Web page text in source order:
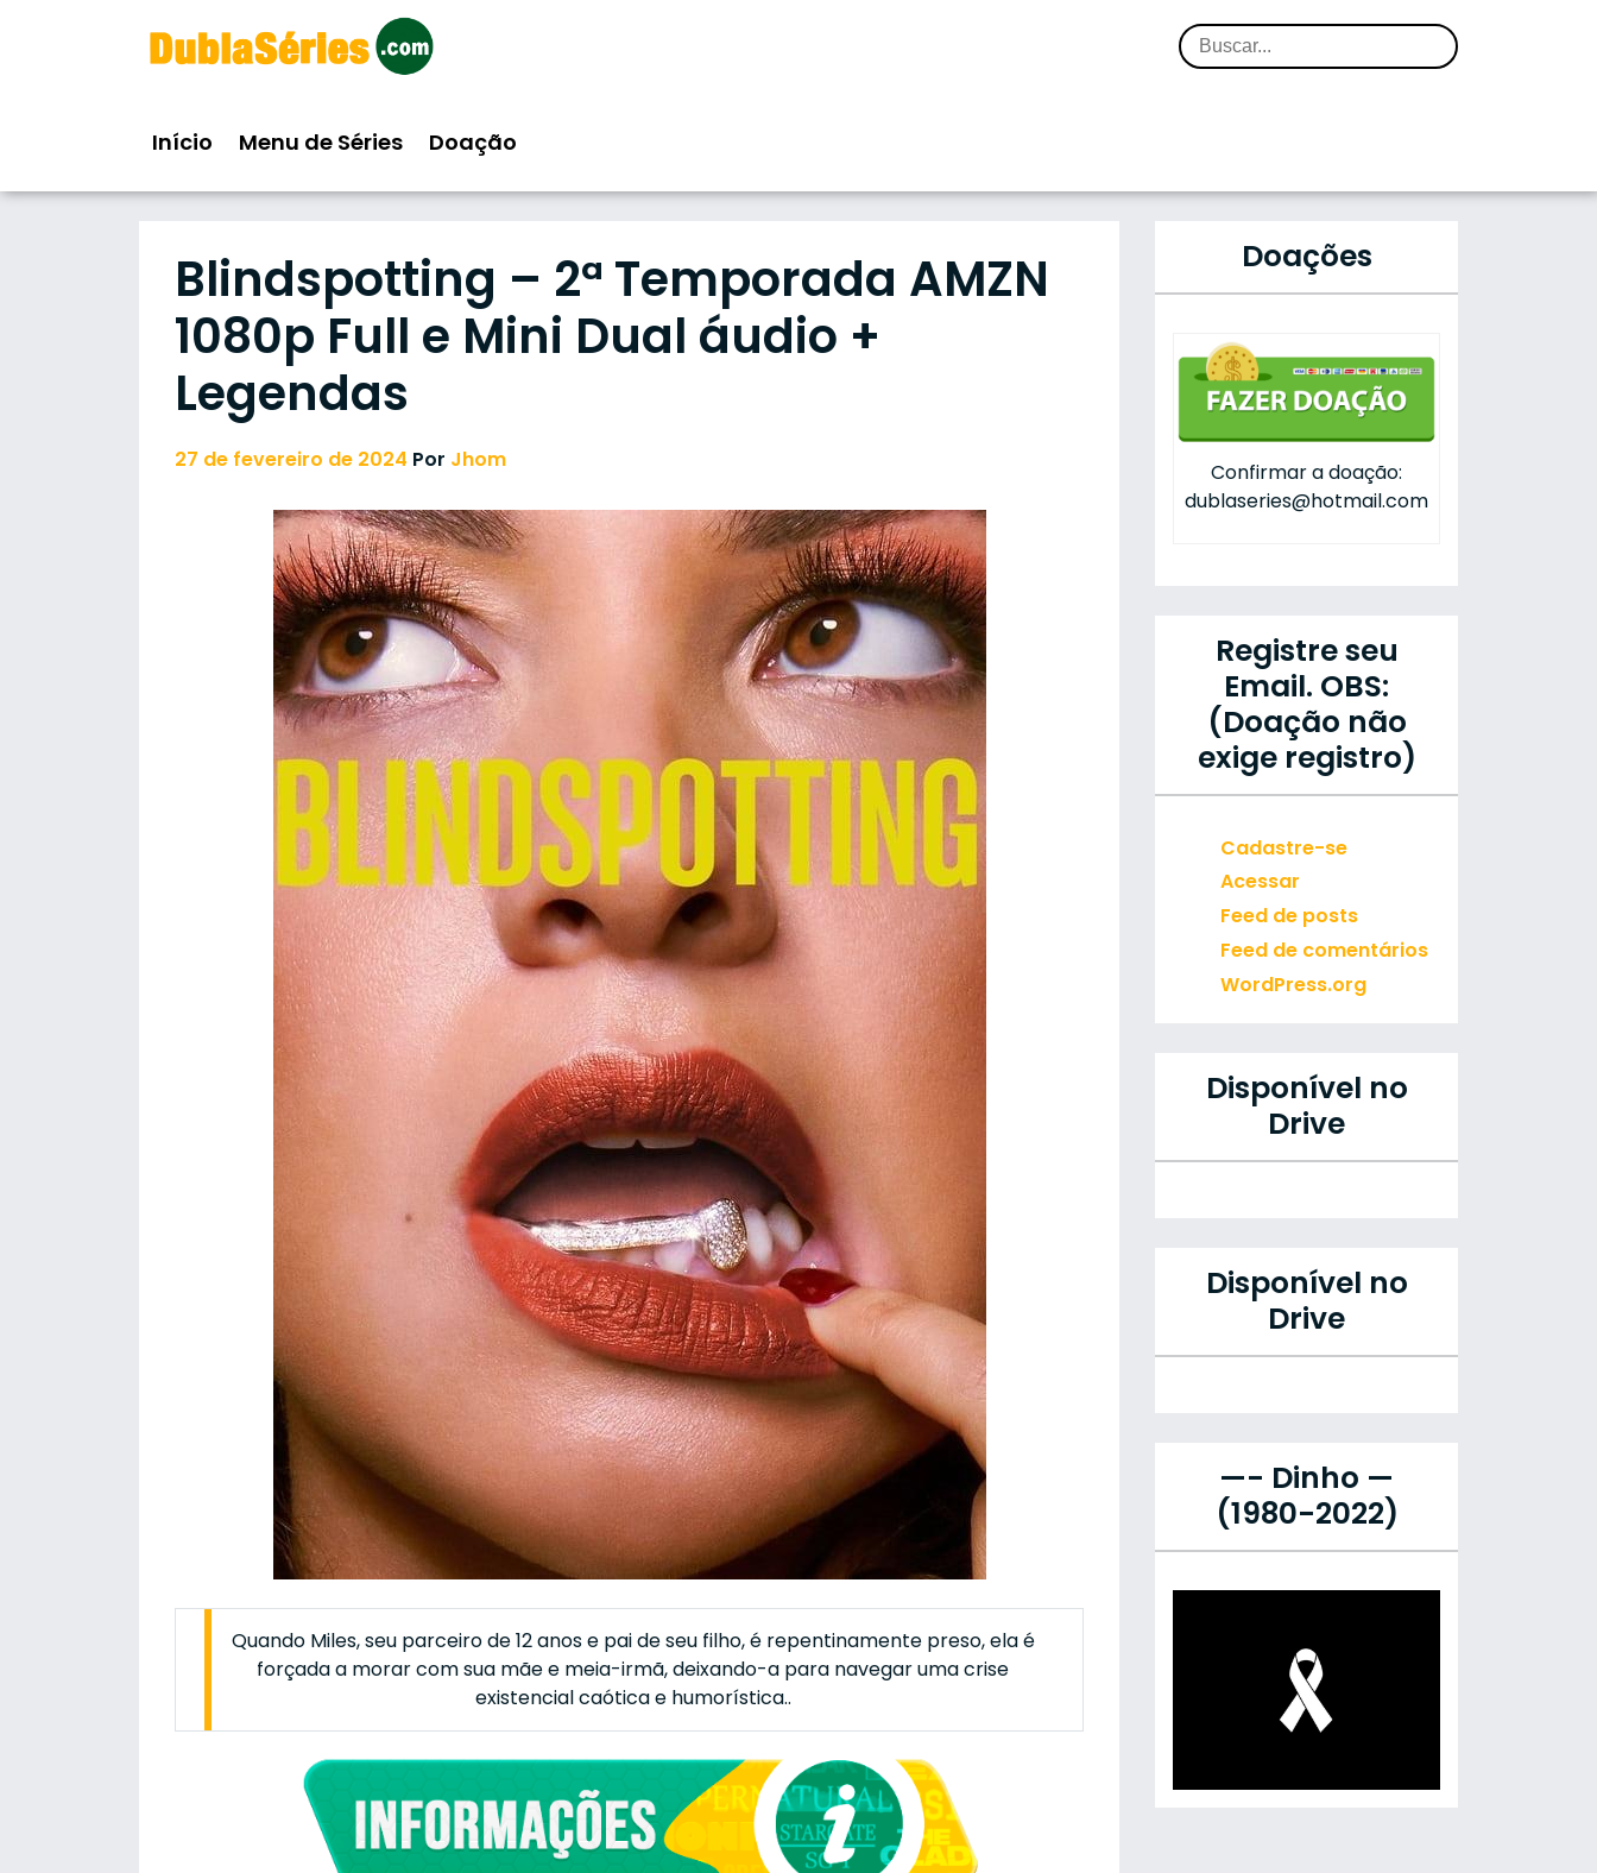
Início Menu de Séries Doação
Blindspotting – 2ª Temporada AMZN
1080p Full e Mini Dual áudio +
Legendas
27 de fevereiro de 2024 Por Jhom
Quando Miles, seu parceiro de 12 anos e pai de seu filho, é repentinamente preso, ela é
forçada a morar com sua mãe e meia-irmã, deixando-a para navegar uma crise
existencial caótica e humorística..
Doações
Confirmar a doação:
dublaseries@hotmail.com
Registre seu
Email. OBS:
(Doação não
exige registro)
Cadastre-se
Acessar
Feed de posts
Feed de comentários
WordPress.org
Disponível no
Drive
Disponível no
Drive
—- Dinho —
(1980-2022)